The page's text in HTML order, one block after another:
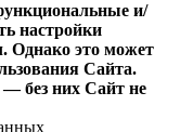
и/
настройки
Однако это может
Сайта.
— без них Сайт не